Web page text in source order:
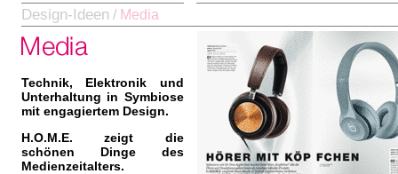
Design-Ideen / Media
Technik, Elektronik und
Unterhaltung in Symbiose
mit engagiertem Design.
H.O.M.E. zeigt die
schönen Dinge des
Medienzeitalters.